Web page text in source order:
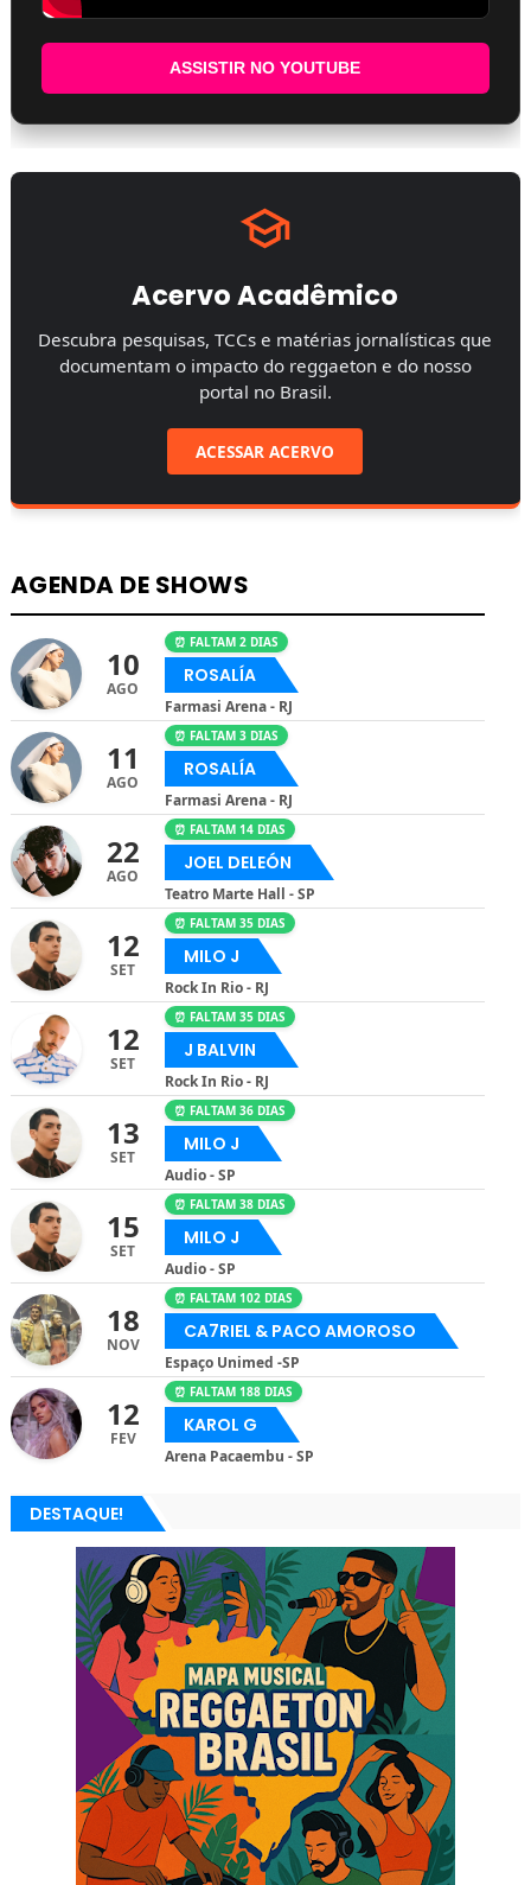
ASSISTIR NO YOUTUBE
Acervo Acadêmico
Descubra pesquisas, TCCs e matérias jornalísticas que
documentam o impacto do reggaeton e do nosso
portal no Brasil.
ACESSAR ACERVO
AGENDA DE SHOWS
10
AGO
⏰ FALTAM 2 DIAS
ROSALÍA
Farmasi Arena - RJ
11
AGO
⏰ FALTAM 3 DIAS
ROSALÍA
Farmasi Arena - RJ
22
AGO
⏰ FALTAM 14 DIAS
JOEL DELEÓN
Teatro Marte Hall - SP
12
SET
⏰ FALTAM 35 DIAS
MILO J
Rock In Rio - RJ
12
SET
⏰ FALTAM 35 DIAS
J BALVIN
Rock In Rio - RJ
13
SET
⏰ FALTAM 36 DIAS
MILO J
Audio - SP
15
SET
⏰ FALTAM 38 DIAS
MILO J
Audio - SP
18
NOV
⏰ FALTAM 102 DIAS
CA7RIEL & PACO AMOROSO
Espaço Unimed -SP
12
FEV
⏰ FALTAM 188 DIAS
KAROL G
Arena Pacaembu - SP
DESTAQUE!